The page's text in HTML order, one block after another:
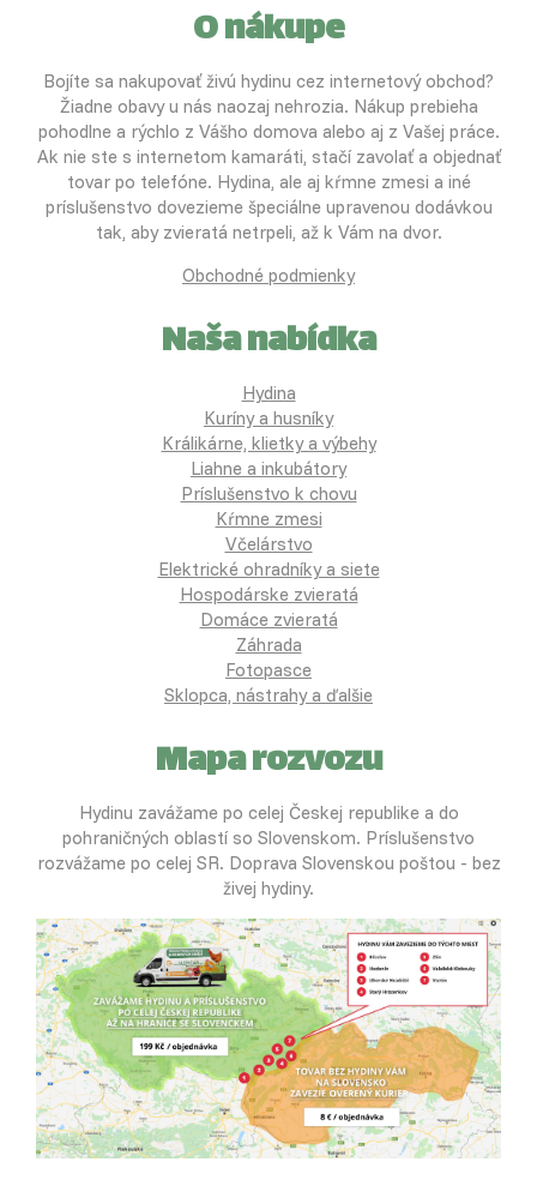
O nákupe
Bojíte sa nakupovať živú hydinu cez internetový obchod?
Žiadne obavy u nás naozaj nehrozia. Nákup prebieha
pohodlne a rýchlo z Vášho domova alebo aj z Vašej práce.
Ak nie ste s internetom kamaráti, stačí zavolať a objednať
tovar po telefóne. Hydina, ale aj kŕmne zmesi a iné
príslušenstvo dovezieme špeciálne upravenou dodávkou
tak, aby zvieratá netrpeli, až k Vám na dvor.
Obchodné podmienky
Naša nabídka
Hydina
Kuríny a husníky
Králikárne, klietky a výbehy
Liahne a inkubátory
Príslušenstvo k chovu
Kŕmne zmesi
Včelárstvo
Elektrické ohradníky a siete
Hospodárske zvieratá
Domáce zvieratá
Záhrada
Fotopasce
Sklopca, nástrahy a ďalšie
Mapa rozvozu
Hydinu zavážame po celej Českej republike a do
pohraničných oblastí so Slovenskom. Príslušenstvo
rozvážame po celej SR. Doprava Slovenskou poštou - bez
živej hydiny.